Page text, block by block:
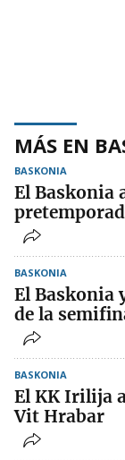
MÁS EN
BASKONIA
El Baskonia
BASKONIA
El Baskonia
de la
BASKONIA
El KK Irilija
Vit Hrabar